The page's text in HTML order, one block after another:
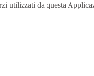
utilizzati da questa